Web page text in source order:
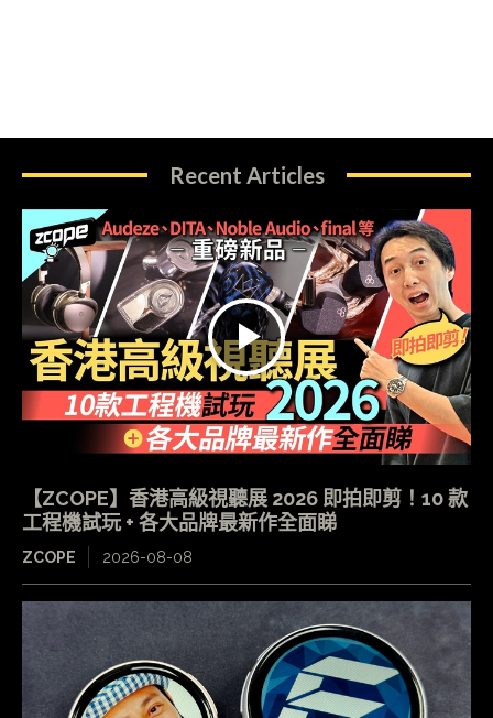
Recent Articles
【ZCOPE】香港高級視聽展 2026 即拍即剪！10 款
工程機試玩 + 各大品牌最新作全面睇
ZCOPE 2026-08-08